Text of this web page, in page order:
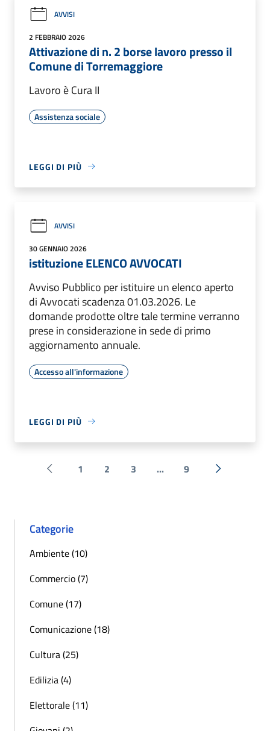
AVVISI
2 FEBBRAIO 2026
Attivazione di n. 2 borse lavoro presso il
Comune di Torremaggiore
Lavoro è Cura II
Assistenza sociale
LEGGI DI PIÙ
AVVISI
30 GENNAIO 2026
istituzione ELENCO AVVOCATI
Avviso Pubblico per istituire un elenco aperto
di Avvocati scadenza 01.03.2026. Le
domande prodotte oltre tale termine verranno
prese in considerazione in sede di primo
aggiornamento annuale.
Accesso all'informazione
LEGGI DI PIÙ
Pagina precedente
1 2 3 ... 9 Successiva
Categorie
Ambiente (10)
Commercio (7)
Comune (17)
Comunicazione (18)
Cultura (25)
Edilizia (4)
Elettorale (11)